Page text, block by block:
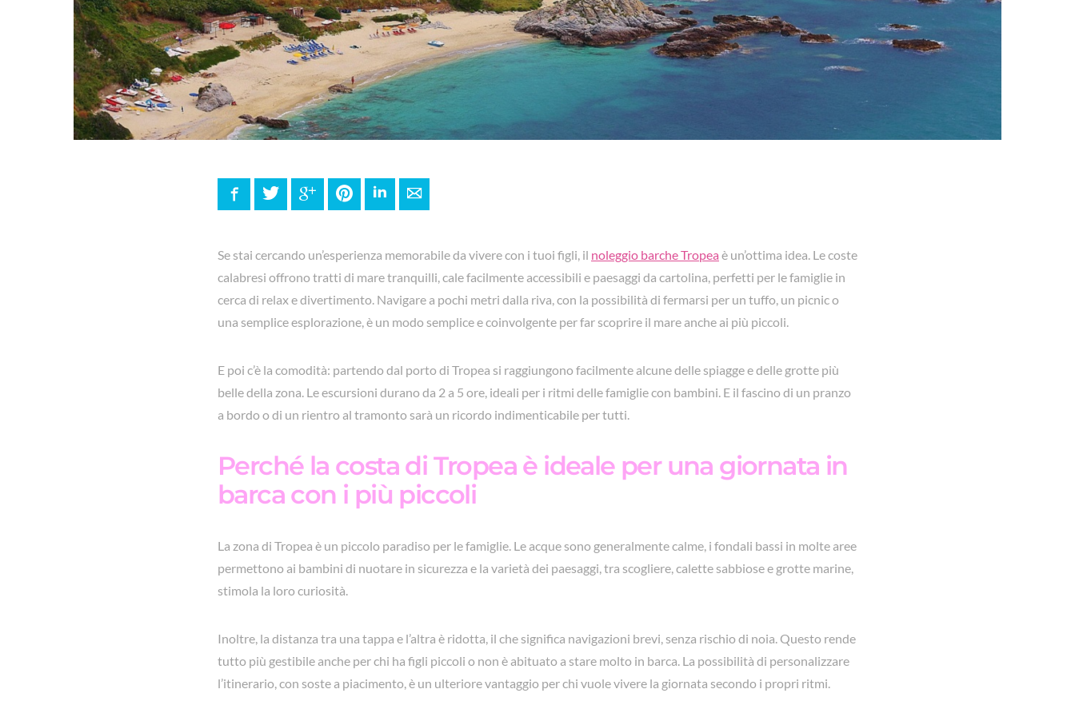
FacebookTwitter Google+ PinterestLinkedInE-mail
Se stai cercando un’esperienza memorabile da vivere con i tuoi figli, il noleggio barche Tropea è un’ottima idea. Le coste
calabresi offrono tratti di mare tranquilli, cale facilmente accessibili e paesaggi da cartolina, perfetti per le famiglie in
cerca di relax e divertimento. Navigare a pochi metri dalla riva, con la possibilità di fermarsi per un tuffo, un picnic o
una semplice esplorazione, è un modo semplice e coinvolgente per far scoprire il mare anche ai più piccoli.
E poi c’è la comodità: partendo dal porto di Tropea si raggiungono facilmente alcune delle spiagge e delle grotte più
belle della zona. Le escursioni durano da 2 a 5 ore, ideali per i ritmi delle famiglie con bambini. E il fascino di un pranzo
a bordo o di un rientro al tramonto sarà un ricordo indimenticabile per tutti.
Perché la costa di Tropea è ideale per una giornata in
barca con i più piccoli
La zona di Tropea è un piccolo paradiso per le famiglie. Le acque sono generalmente calme, i fondali bassi in molte aree
permettono ai bambini di nuotare in sicurezza e la varietà dei paesaggi, tra scogliere, calette sabbiose e grotte marine,
stimola la loro curiosità.
Inoltre, la distanza tra una tappa e l’altra è ridotta, il che significa navigazioni brevi, senza rischio di noia. Questo rende
tutto più gestibile anche per chi ha figli piccoli o non è abituato a stare molto in barca. La possibilità di personalizzare
l’itinerario, con soste a piacimento, è un ulteriore vantaggio per chi vuole vivere la giornata secondo i propri ritmi.